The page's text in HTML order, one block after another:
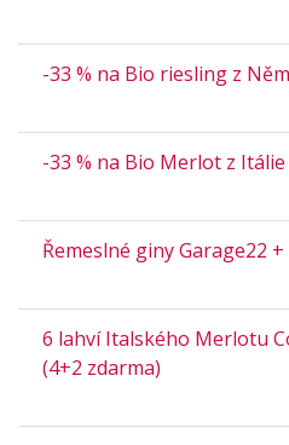
-33 % na Bio riesling z
-33 % na Bio Merlot z Itálie
Řemeslné giny Garage22
6 lahví Italského Merlotu
(4+2 zdarma)